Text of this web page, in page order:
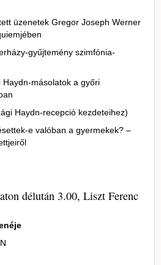
üzenetek Gregor Joseph Werner
gyűjtemény szimfónia-
Haydn-másolatok a győri
Haydn-recepció kezdeteihez)
e valóban a gyermekek? –
délután 3.00, Liszt Ferenc